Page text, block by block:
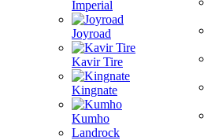
Imperial
Joyroad
Kavir Tire
Kingnate
Kumho
Landrock